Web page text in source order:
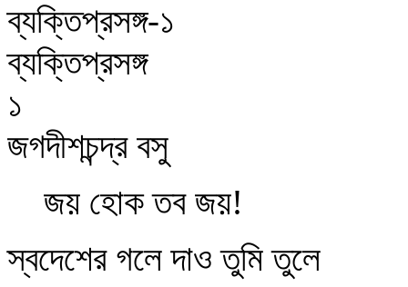
ব্যক্তিপ্রসঙ্গ-১
ব্যক্তিপ্রসঙ্গ
১
জগদীশচন্দ্র বসু
জয় হোক তব জয়!
স্বদেশের গলে দাও তুমি তুলে